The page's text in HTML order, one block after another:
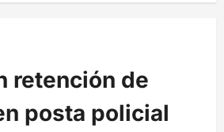
retención de
posta policial